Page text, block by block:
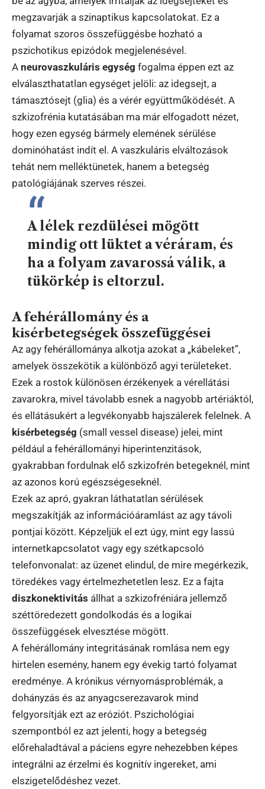
megzavarják a szinaptikus kapcsolatokat. Ez a
folyamat szoros összefüggésbe hozható a
pszichotikus epizódok megjelenésével.
A neurovaszkuláris egység fogalma éppen ezt az
elválaszthatatlan egységet jelöli: az idegsejt, a
támasztósejt (glia) és a vérér együttműködését. A
szkizofrénia kutatásában ma már elfogadott nézet,
hogy ezen egység bármely elemének sérülése
dominóhatást indít el. A vaszkuláris elváltozások
tehát nem melléktünetek, hanem a betegség
patológiájának szerves részei.
A lélek rezdülései mögött
mindig ott lüktet a véráram, és
ha a folyam zavarossá válik, a
tükörkép is eltorzul.
A fehérállomány és a
kisérbetegségek összefüggései
Az agy fehérállománya alkotja azokat a „kábeleket”,
amelyek összekötik a különböző agyi területeket.
Ezek a rostok különösen érzékenyek a vérellátási
zavarokra, mivel távolabb esnek a nagyobb artériáktól,
és ellátásukért a legvékonyabb hajszálerek felelnek. A
kisérbetegség (small vessel disease) jelei, mint
például a fehérállományi hiperintenzitások,
gyakrabban fordulnak elő szkizofrén betegeknél, mint
az azonos korú egészségeseknél.
Ezek az apró, gyakran láthatatlan sérülések
megszakítják az információáramlást az agy távoli
pontjai között. Képzeljük el ezt úgy, mint egy lassú
internetkapcsolatot vagy egy szétkapcsoló
telefonvonalat: az üzenet elindul, de mire megérkezik,
töredékes vagy értelmezhetetlen lesz. Ez a fajta
diszkonektivitás állhat a szkizofréniára jellemző
széttöredezett gondolkodás és a logikai
összefüggések elvesztése mögött.
A fehérállomány integritásának romlása nem egy
hirtelen esemény, hanem egy évekig tartó folyamat
eredménye. A krónikus vérnyomásproblémák, a
dohányzás és az anyagcserezavarok mind
felgyorsítják ezt az eróziót. Pszichológiai
szempontból ez azt jelenti, hogy a betegség
előrehaladtával a páciens egyre nehezebben képes
integrálni az érzelmi és kognitív ingereket, ami
elszigetelődéshez vezet.